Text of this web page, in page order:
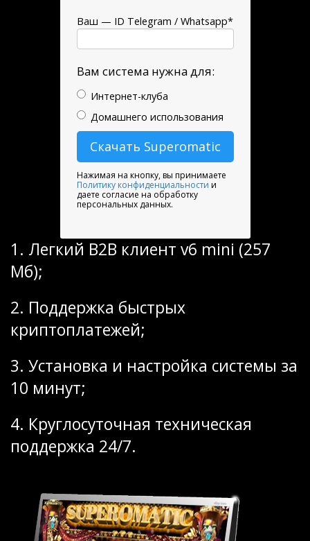
Ваш — ID Telegram / Whatsapp*
Вам система нужна для:
Интернет-клуба
Домашнего использования
Нажимая на кнопку, вы принимаете
Политику конфиденциальности и
даете согласие на обработку
персональных данных.
1. Легкий B2B клиент v6 mini (257
Мб);
2. Поддержка быстрых
криптоплатежей;
3. Установка и настройка системы за
10 минут;
4. Круглосуточная техническая
поддержка 24/7.